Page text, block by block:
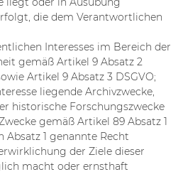
die dem Verantwortlichen
Interesses im Bereich der
gemäß Artikel 9 Absatz 2
Artikel 9 Absatz 3 DSGVO;
liegende Archivzwecke,
historische Forschungszwecke
gemäß Artikel 89 Absatz 1
Absatz 1 genannte Recht
der Ziele dieser
macht oder ernsthaft